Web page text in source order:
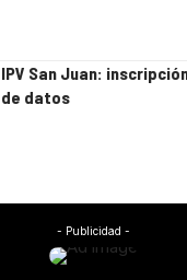
IPV San Juan:
de datos
- Publicidad -